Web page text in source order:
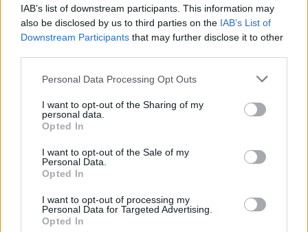
IAB’s list of downstream participants. This information may
also be disclosed by us to third parties on the IAB’s List of
Downstream Participants that may further disclose it to other
Please note that this website/app uses one or more Google
not limited to your visit or usage behaviour. You may click to
grant or deny consent to Google and its third-party tags to
use your data for below specified purposes in below Google
consent section.
Personal Data Processing Opt Outs
I want to opt-out of the Sharing of my
personal data.
Opted In
I want to opt-out of the Sale of my
Personal Data.
Opted In
I want to opt-out of processing my
Personal Data for Targeted Advertising.
Opted In
ωστόσο, η ιστοσελίδα The Information ισχυρίζεται ότι
το λειτουργικό σύστημα της Huawei απέχει πολύ από
την ολοκλήρωση του. Στο εσωτερικό της εταιρείας
σχέδιο ήταν να κυκλοφορήσει αποκλειστικά για την
αγορά της Κίνας.
Όπως και να 'χει, βλέπουμε ότι η Huawei στοχεύει στη
δημιουργία ενός ενιαίου οικοσυστήματος που θα της